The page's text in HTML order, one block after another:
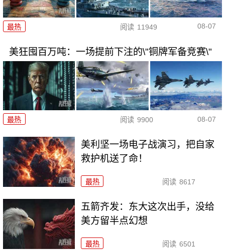
最热 阅读 11949 08-07
美狂囤百万吨：一场提前下注的\"铜牌军备竞赛\"
最热 阅读 9900 08-07
美利坚一场电子战演习，把自家
救护机送了命！
最热 阅读 8617
五箭齐发：东大这次出手，没给
美方留半点幻想
最热 阅读 6501